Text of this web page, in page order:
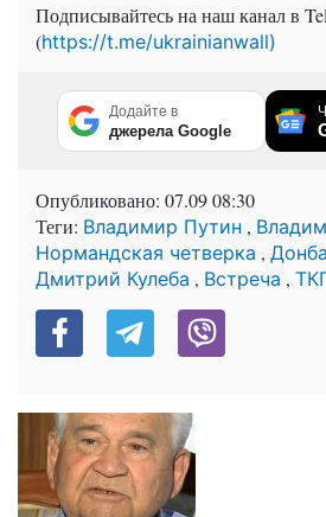
Подписывайтесь на наш канал в
(https://t.me/ukrainianwall)
Додайте в
джерела Google
Опубликовано: 07.09 08:30
Теги: Владимир Путин ,
Нормандская четверка ,
Дмитрий Кулеба , Встреча ,